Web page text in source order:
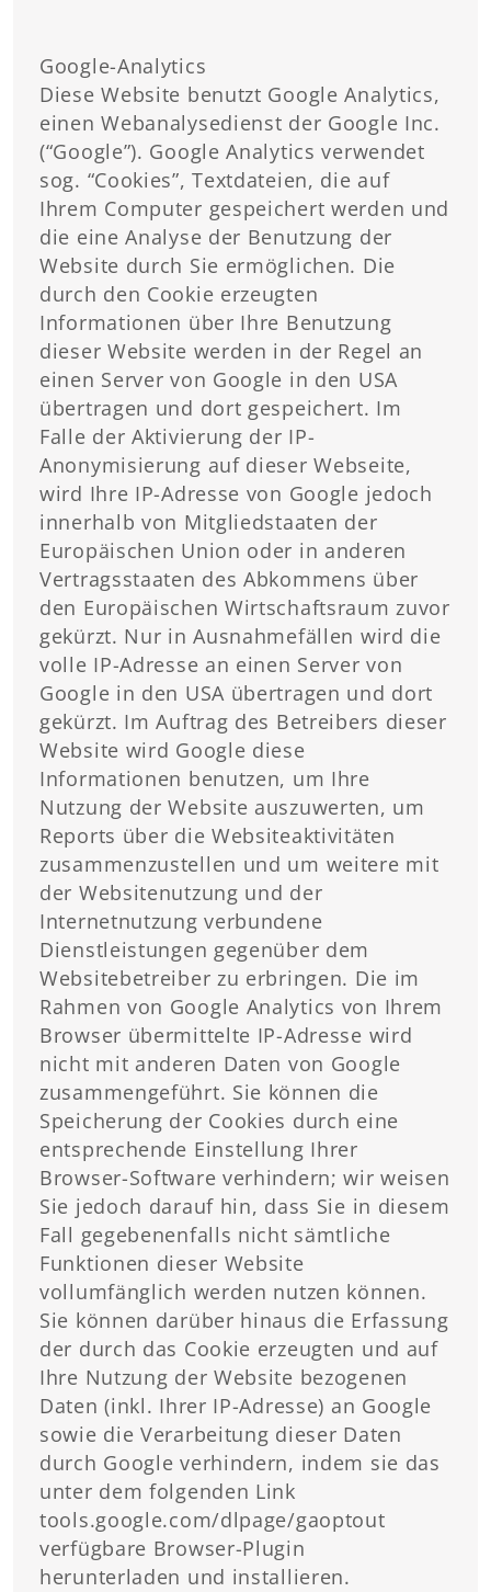
Google-Analytics
Diese Website benutzt Google Analytics,
einen Webanalysedienst der Google Inc.
(“Google”). Google Analytics verwendet
sog. “Cookies”, Textdateien, die auf
Ihrem Computer gespeichert werden und
die eine Analyse der Benutzung der
Website durch Sie ermöglichen. Die
durch den Cookie erzeugten
Informationen über Ihre Benutzung
dieser Website werden in der Regel an
einen Server von Google in den USA
übertragen und dort gespeichert. Im
Falle der Aktivierung der IP-
Anonymisierung auf dieser Webseite,
wird Ihre IP-Adresse von Google jedoch
innerhalb von Mitgliedstaaten der
Europäischen Union oder in anderen
Vertragsstaaten des Abkommens über
den Europäischen Wirtschaftsraum zuvor
gekürzt. Nur in Ausnahmefällen wird die
volle IP-Adresse an einen Server von
Google in den USA übertragen und dort
gekürzt. Im Auftrag des Betreibers dieser
Website wird Google diese
Informationen benutzen, um Ihre
Nutzung der Website auszuwerten, um
Reports über die Websiteaktivitäten
zusammenzustellen und um weitere mit
der Websitenutzung und der
Internetnutzung verbundene
Dienstleistungen gegenüber dem
Websitebetreiber zu erbringen. Die im
Rahmen von Google Analytics von Ihrem
Browser übermittelte IP-Adresse wird
nicht mit anderen Daten von Google
zusammengeführt. Sie können die
Speicherung der Cookies durch eine
entsprechende Einstellung Ihrer
Browser-Software verhindern; wir weisen
Sie jedoch darauf hin, dass Sie in diesem
Fall gegebenenfalls nicht sämtliche
Funktionen dieser Website
vollumfänglich werden nutzen können.
Sie können darüber hinaus die Erfassung
der durch das Cookie erzeugten und auf
Ihre Nutzung der Website bezogenen
Daten (inkl. Ihrer IP-Adresse) an Google
sowie die Verarbeitung dieser Daten
durch Google verhindern, indem sie das
unter dem folgenden Link
tools.google.com/dlpage/gaoptout
verfügbare Browser-Plugin
herunterladen und installieren.